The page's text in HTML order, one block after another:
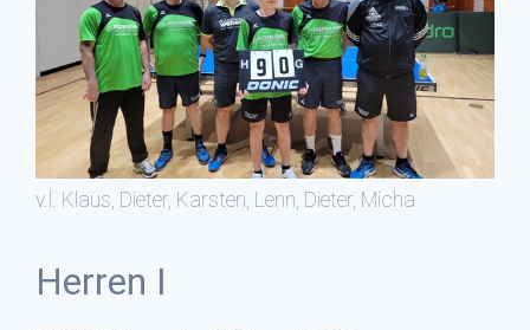
v.l. Klaus, Dieter, Karsten, Lenn, Dieter, Micha
Herren I